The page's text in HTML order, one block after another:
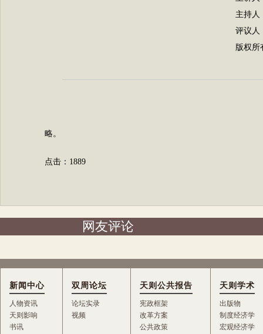
主持人
评议人
版权所
略。
点击： 1889
网友评论
新闻中心
人物资讯
天则影响
书讯
双周论坛
论坛实录
视频
天则公共报告
宪政框架
改革方案
公共政策
天则学术
出版物
制度经济学
宏观经济学